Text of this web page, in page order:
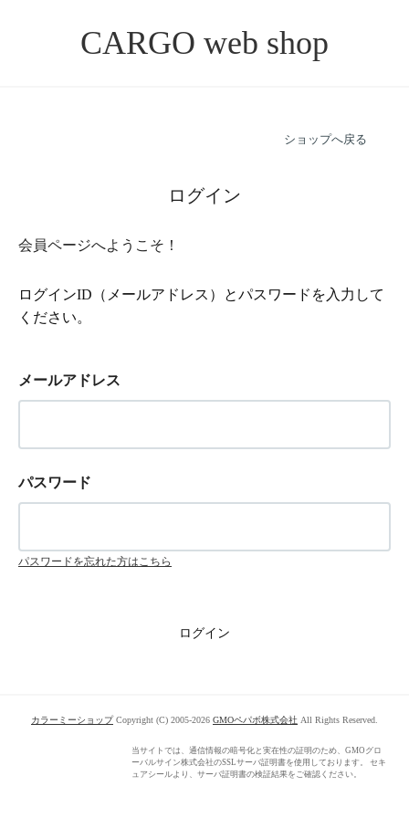
CARGO web shop
ショップへ戻る
ログイン
会員ページへようこそ！
ログインID（メールアドレス）とパスワードを入力して
ください。
メールアドレス
パスワード
パスワードを忘れた方はこちら
カラーミーショップCopyright (C) 2005-2026 GMOペパボ株式会社 All Rights Reserved.
当サイトでは、通信情報の暗号化と実在性の証明のため、GMOグロ
ーバルサイン株式会社のSSLサーバ証明書を使用しております。 セキ
ュアシールより、サーバ証明書の検証結果をご確認ください。